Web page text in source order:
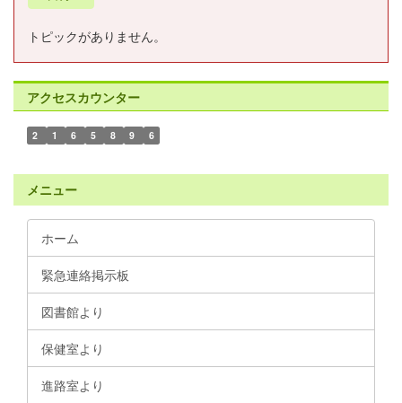
トピックがありません。
アクセスカウンター
2 1 6 5 8 9 6
メニュー
ホーム
緊急連絡掲示板
図書館より
保健室より
進路室より